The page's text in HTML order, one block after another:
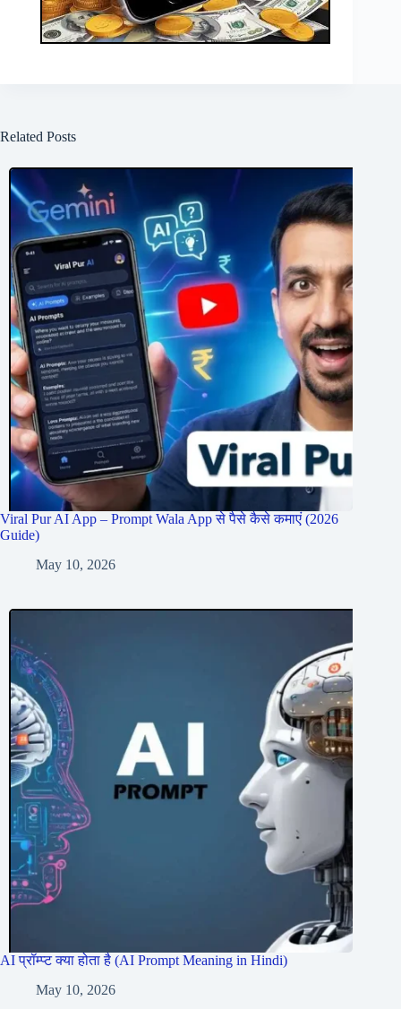
Related Posts
Viral Pur AI App – Prompt Wala App से पैसे कैसे कमाएं (2026
Guide)
May 10, 2026
AI प्रॉम्प्ट क्या होता है (AI Prompt Meaning in Hindi)
May 10, 2026